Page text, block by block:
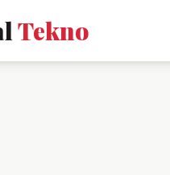
Tekno